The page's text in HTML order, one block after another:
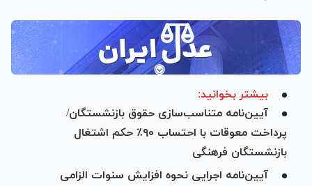
بیشتر بخوانید:
آیین‌نامه متناسب‌سازی حقوق بازنشستگان/
پرداخت معوقات با احتساب ۹۰٪ حکم اشتغال
بازنشستگان فرهنگی
آیین‌نامه اجرایی نحوه افزایش سنوات الزامی